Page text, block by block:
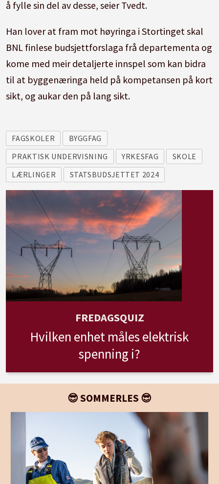
å fylle sin del av desse, seier Tvedt.
Han lover at fram mot høyringa i Stortinget skal
BNL finlese budsjettforslaga frå departementa og
kome med meir detaljerte innspel som kan bidra
til at byggenæringa held på kompetansen på kort
sikt, og aukar den på lang sikt.
FAGSKOLER
BYGGFAG
PRAKTISK UNDERVISNING
YRKESFAG
SKOLE
LÆRLINGER
STATSBUDSJETTET 2024
FREDAGSQUIZ
Hvilken enhet måles elektrisk
spenning i?
😎 SOMMERLES 😎